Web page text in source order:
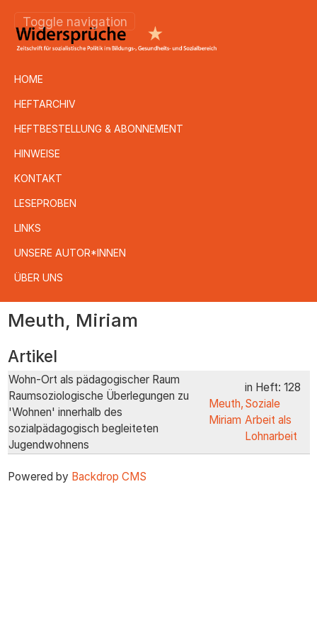
Toggle navigation
HOME
HEFTARCHIV
HEFTBESTELLUNG & ABONNEMENT
HINWEISE
KONTAKT
LESEPROBEN
LINKS
UNSERE AUTOR*INNEN
ÜBER UNS
zum
Meuth, Miriam
Artikel
Wohn-Ort als pädagogischer Raum
Raumsoziologische Überlegungen zu
'Wohnen' innerhalb des
sozialpädagogisch begleiteten
Jugendwohnens
Meuth,
Miriam
in Heft: 128
Soziale
Arbeit als
Lohnarbeit
Powered by Backdrop CMS